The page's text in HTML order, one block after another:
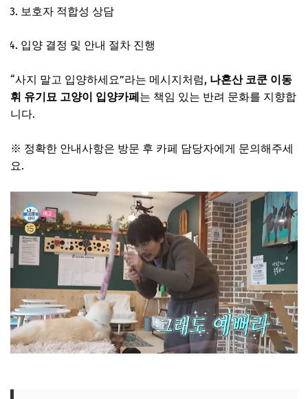
보호자 적합성 상담
입양 결정 및 안내 절차 진행
“사지 말고 입양하세요”라는 메시지처럼, 나혼산 코쿤 이동
휘 유기묘 고양이 입양카페는 책임 있는 반려 문화를 지향합
니다.
※ 정확한 안내사항은 방문 후 카페 담당자에게 문의해주세
요.